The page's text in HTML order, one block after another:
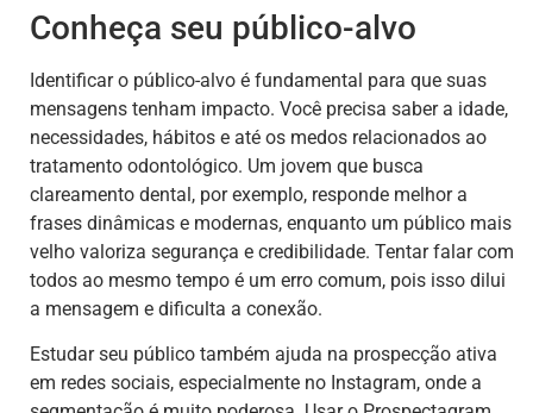
Conheça seu público-alvo
Identificar o público-alvo é fundamental para que suas
mensagens tenham impacto. Você precisa saber a idade,
necessidades, hábitos e até os medos relacionados ao
tratamento odontológico. Um jovem que busca
clareamento dental, por exemplo, responde melhor a
frases dinâmicas e modernas, enquanto um público mais
velho valoriza segurança e credibilidade. Tentar falar com
todos ao mesmo tempo é um erro comum, pois isso dilui
a mensagem e dificulta a conexão.
Estudar seu público também ajuda na prospecção ativa
em redes sociais, especialmente no Instagram, onde a